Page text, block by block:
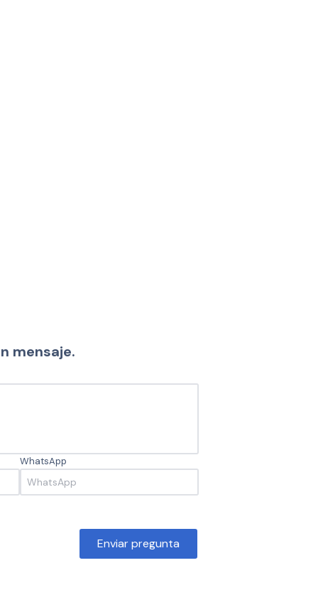
mensaje.
WhatsApp
Enviar pregunta